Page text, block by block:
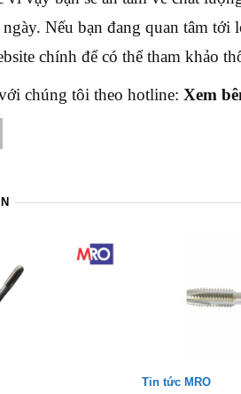
Nếu bạn đang quan tâm tới
chính để có thể tham khảo
chúng tôi theo hotline: Xem
Tin tức MRO